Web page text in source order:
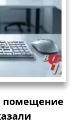
помещение